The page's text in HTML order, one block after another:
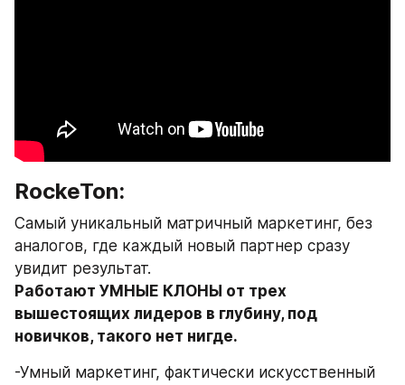
RockeTon:
Самый уникальный матричный маркетинг, без
аналогов, где каждый новый партнер сразу
увидит результат.
Работают УМНЫЕ КЛОНЫ от трех
вышестоящих лидеров в глубину, под
новичков, такого нет нигде.
-Умный маркетинг, фактически искусственный